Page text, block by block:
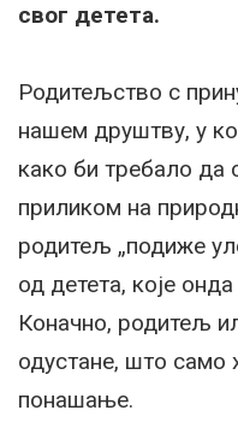
свог детета.
Родитељство с
нашем друштву, у
како би требало да
приликом на
родитељ „подиже
од детета, које
Коначно, родитељ
одустане, што само
понашање.